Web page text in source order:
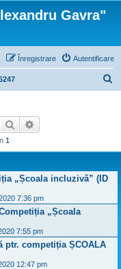
Gavra"
Autentificare
Înregistrare
Căutare
1
„Școala incluzivă” (ID
7:36 pm
„Școala
7:55 pm
ptr. competiția ȘCOALA
12:47 pm